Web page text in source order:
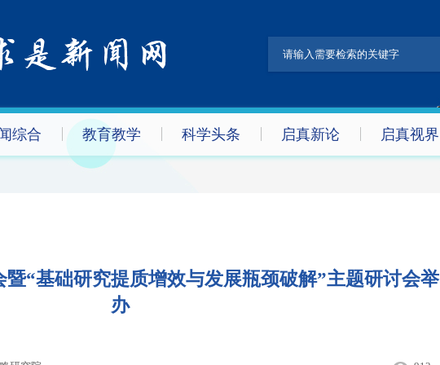
综合 教育教学 科学头条 启真新论 启真视界
“基础研究提质增效与发展瓶颈破解”主题研讨会举
办